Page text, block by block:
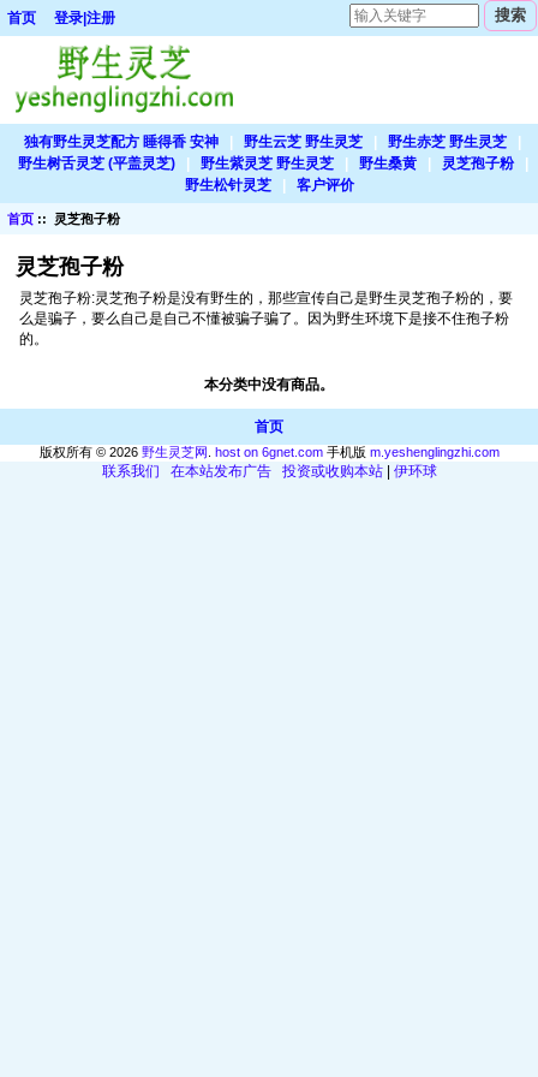
首页 登录|注册
独有野生灵芝配方 睡得香 安神 野生云芝 野生灵芝 野生赤芝 野生灵芝
野生树舌灵芝 (平盖灵芝)
野生紫灵芝 野生灵芝 野生桑黄 灵芝孢子粉
野生松针灵芝
客户评价
首页:: 灵芝孢子粉
灵芝孢子粉
灵芝孢子粉:灵芝孢子粉是没有野生的，那些宣传自己是野生灵芝孢子粉的，要
么是骗子，要么自己是自己不懂被骗子骗了。因为野生环境下是接不住孢子粉
的。
本分类中没有商品。
首页
版权所有 © 2026 野生灵芝网 host on 6gnet.com手机版 m.yeshenglingzhi.com
联系我们 在本站发布广告 投资或收购本站| 伊环球